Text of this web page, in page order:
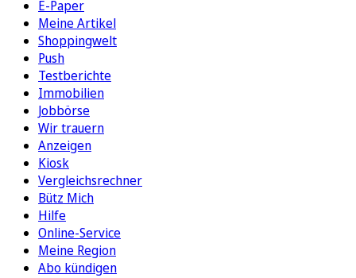
E-Paper
Meine Artikel
Shoppingwelt
Push
Testberichte
Immobilien
Jobbörse
Wir trauern
Anzeigen
Kiosk
Vergleichsrechner
Bütz Mich
Hilfe
Online-Service
Meine Region
Abo kündigen